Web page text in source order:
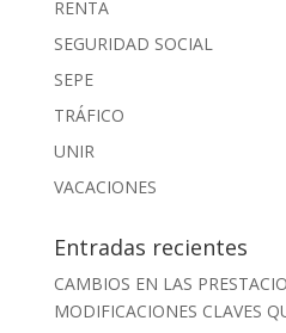
RENTA
SEGURIDAD SOCIAL
SEPE
TRÁFICO
UNIR
VACACIONES
Entradas recientes
CAMBIOS EN LAS
MODIFICACIONES CLAVES